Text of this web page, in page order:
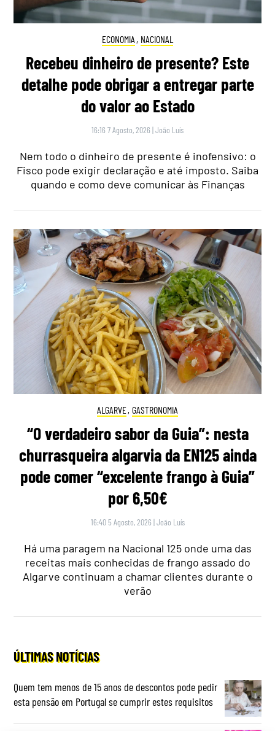
ECONOMIA , NACIONAL
Recebeu dinheiro de presente? Este
detalhe pode obrigar a entregar parte
do valor ao Estado
16:16 7 Agosto, 2026 |João Luís
Nem todo o dinheiro de presente é inofensivo: o
Fisco pode exigir declaração e até imposto. Saiba
quando e como deve comunicar às Finanças
ALGARVE, GASTRONOMIA
“O verdadeiro sabor da Guia”: nesta
churrasqueira algarvia da EN125 ainda
pode comer “excelente frango à Guia”
por 6,50€
16:40 5 Agosto, 2026 |João Luís
Há uma paragem na Nacional 125 onde uma das
receitas mais conhecidas de frango assado do
Algarve continuam a chamar clientes durante o
verão
ÚLTIMAS NOTÍCIAS
Quem tem menos de 15 anos de descontos pode pedir
esta pensão em Portugal se cumprir estes requisitos